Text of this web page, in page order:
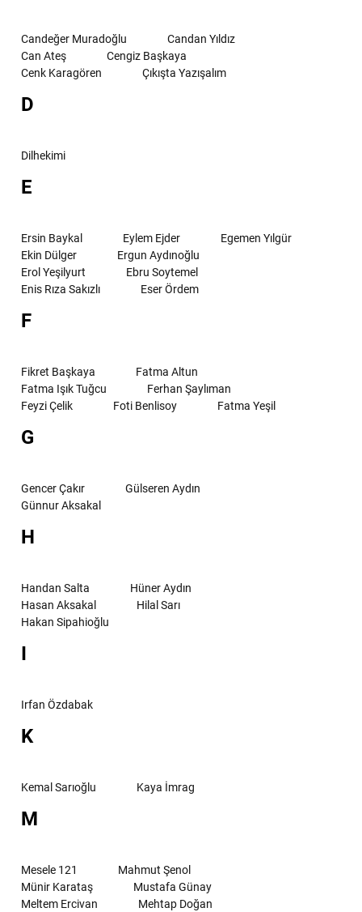
Candeğer Muradoğlu
Candan Yıldız
Can Ateş
Cengiz Başkaya
Cenk Karagören
Çıkışta Yazışalım
D
Dilhekimi
E
Ersin Baykal Eylem Ejder
Egemen Yılgür
Ekin Dülger
Ergun Aydınoğlu
Erol Yeşilyurt
Ebru Soytemel
Enis Rıza Sakızlı
Eser Ördem
F
Fikret Başkaya
Fatma Altun
Fatma Işık Tuğcu
Ferhan Şaylıman
Feyzi Çelik
Foti Benlisoy Fatma Yeşil
G
Gencer Çakır
Gülseren Aydın
Günnur Aksakal
H
Handan Salta
Hüner Aydın
Hasan Aksakal
Hilal Sarı
Hakan Sipahioğlu
I
Irfan Özdabak
K
Kemal Sarıoğlu Kaya İmrag
M
Mesele 121
Mahmut Şenol
Münir Karataş
Mustafa Günay
Meltem Ercivan
Mehtap Doğan